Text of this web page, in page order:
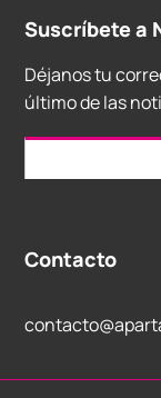
Suscríbete a
Déjanos tu
último de las
Contacto